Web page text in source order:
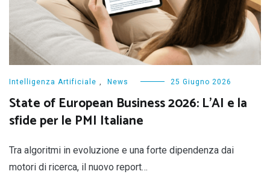
Intelligenza Artificiale , News 25 Giugno 2026
State of European Business 2026: L’AI e la
sfide per le PMI Italiane
Tra algoritmi in evoluzione e una forte dipendenza dai
motori di ricerca, il nuovo report…